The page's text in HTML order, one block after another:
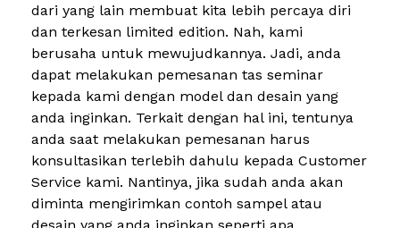
dari yang lain membuat kita lebih percaya diri
dan terkesan limited edition. Nah, kami
berusaha untuk mewujudkannya. Jadi, anda
dapat melakukan pemesanan tas seminar
kepada kami dengan model dan desain yang
anda inginkan. Terkait dengan hal ini, tentunya
anda saat melakukan pemesanan harus
konsultasikan terlebih dahulu kepada Customer
Service kami. Nantinya, jika sudah anda akan
diminta mengirimkan contoh sampel atau
desain yang anda inginkan seperti apa.